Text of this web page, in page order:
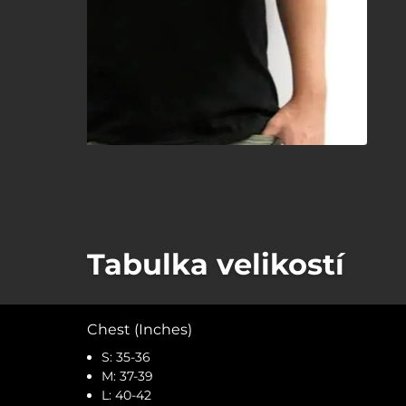
Tabulka velikostí
Chest (Inches)
S: 35-36
M: 37-39
L: 40-42